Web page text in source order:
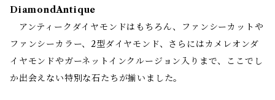
DiamondAntique
アンティークダイヤモンドはもちろん、ファンシーカットや
ファンシーカラー、2型ダイヤモンド、さらにはカメレオンダ
イヤモンドやガーネットインクルージョン入りまで、ここでし
か出会えない特別な石たちが揃いました。